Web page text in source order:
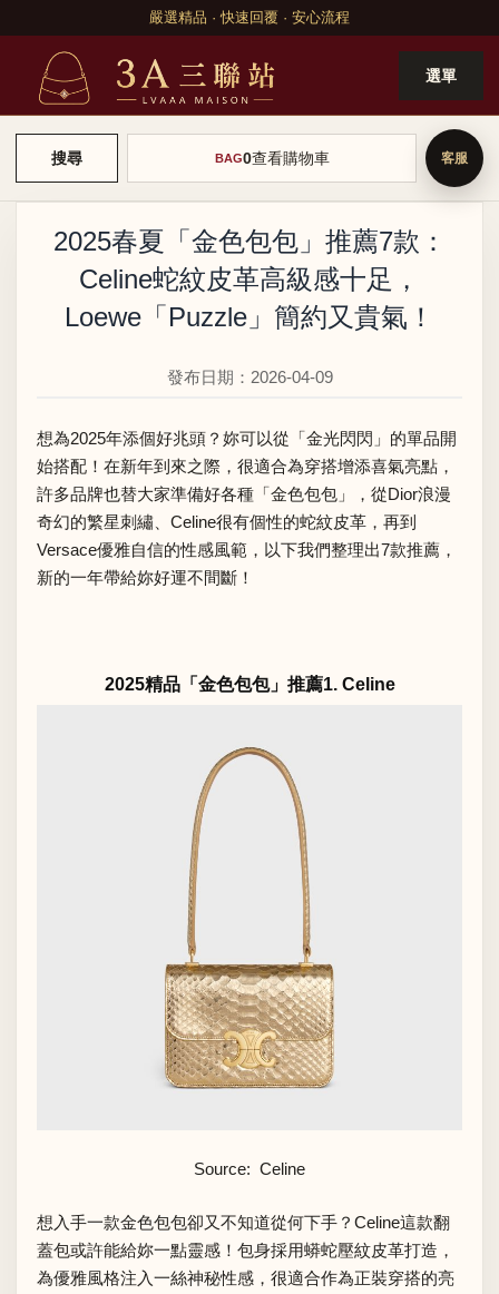
嚴選精品 · 快速回覆 · 安心流程
選單
搜尋 BAG0查看購物車
2025春夏「金色包包」推薦7款：
Celine蛇紋皮革高級感十足，
Loewe「Puzzle」簡約又貴氣！
發布日期：2026-04-09
想為2025年添個好兆頭？妳可以從「金光閃閃」的單品開
始搭配！在新年到來之際，很適合為穿搭增添喜氣亮點，
許多品牌也替大家準備好各種「金色包包」，從Dior浪漫
奇幻的繁星刺繡、Celine很有個性的蛇紋皮革，再到
Versace優雅自信的性感風範，以下我們整理出7款推薦，
新的一年帶給妳好運不間斷！
2025精品「金色包包」推薦1. Celine
Source: Celine
想入手一款金色包包卻又不知道從何下手？Celine這款翻
蓋包或許能給妳一點靈感！包身採用蟒蛇壓紋皮革打造，
為優雅風格注入一絲神秘性感，很適合作為正裝穿搭的亮